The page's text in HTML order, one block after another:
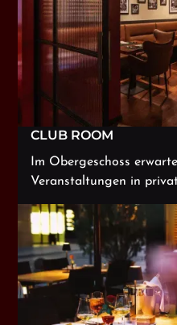
CLUB ROOM
Im Obergeschoss
Veranstaltungen in